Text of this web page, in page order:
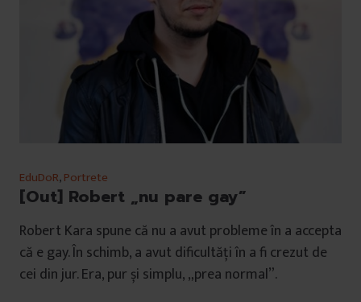
EduDoR,Portrete
[Out] Robert „nu pare gay”
Robert Kara spune că nu a avut probleme în a accepta
că e gay. În schimb, a avut dificultăți în a fi crezut de
cei din jur. Era, pur și simplu, „prea normal”.